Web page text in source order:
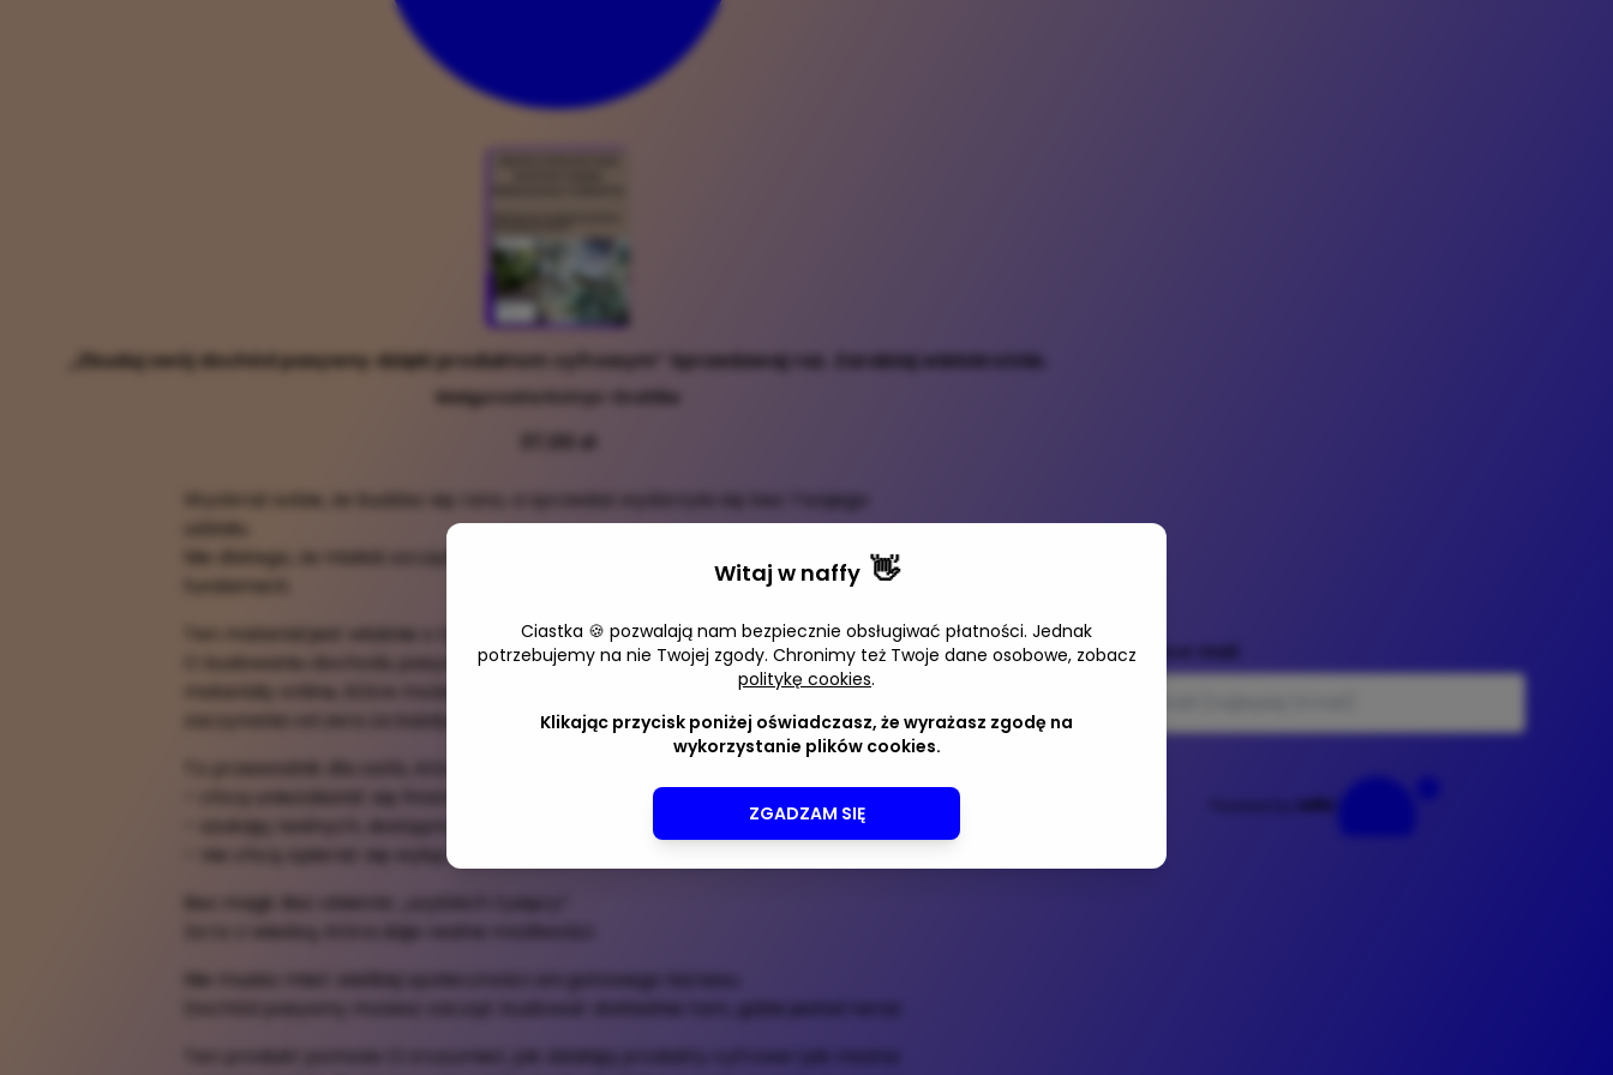
„Zbuduj swój dochód pasywny dzięki produktom cyfrowym” Sprzedawaj raz. Zarabiaj wielokrotnie.
Małgorzata Kotrys-Gruhlke
37,00 zł
Wyobraź sobie, że budzisz się rano, a sprzedaż wydarzyła się bez Twojego
udziału.
Nie dlatego, że miałaś szczęście – ale dlatego, że wcześniej stworzyłaś
fundament.
Ten materiał jest właśnie o tym.
O budowaniu dochodu pasywnego poprzez produkty cyfrowe: eBooki, pliki PDF,
materiały online, które możesz sprzedawać wielokrotnie bez konieczności
zaczynania od zera za każdym razem.
To przewodnik dla osób, które:
– chcą uniezależnić się finansowo krok po kroku
– szukają realnych, dostępnych rozwiązań
– nie chcą opierać się wyłącznie na wymianie czasu na pieniądze
Bez magii. Bez obietnic „szybkich tysięcy”.
Za to z wiedzą, która daje realne możliwości.
Nie musisz mieć wielkiej społeczności ani gotowego biznesu.
Dochód pasywny możesz zacząć budować dokładnie tam, gdzie jesteś teraz.
Ten produkt pomoże Ci zrozumieć, jak działają produkty cyfrowe i jak można
Adres e-mail
Witaj w naffy👋
Ciastka 🍪 pozwalają nam bezpiecznie obsługiwać płatności. Jednak
potrzebujemy na nie Twojej zgody. Chronimy też Twoje dane osobowe, zobacz
politykę cookies.
Klikając przycisk poniżej oświadczasz, że wyrażasz zgodę na
wykorzystanie plików cookies.
ZGADZAM SIĘ